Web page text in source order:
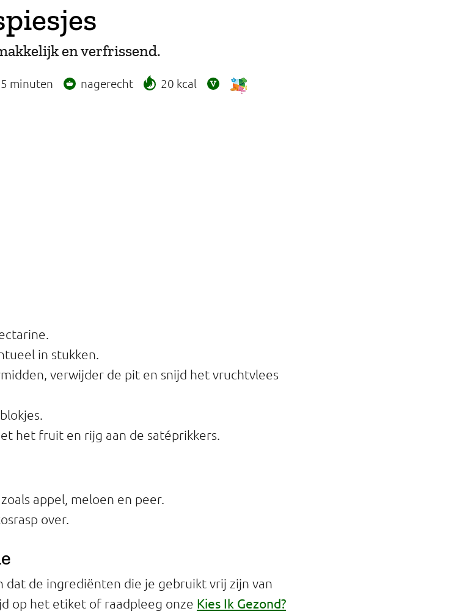
en verfrissend.
minuten nagerecht 20 kcal
in stukken.
verwijder de pit en snijd het vruchtvlees
het fruit en rijg aan de satéprikkers.
appel, meloen en peer.
over.
dat de ingrediënten die je gebruikt vrij zijn van
op het etiket of raadpleeg onze Kies Ik Gezond?